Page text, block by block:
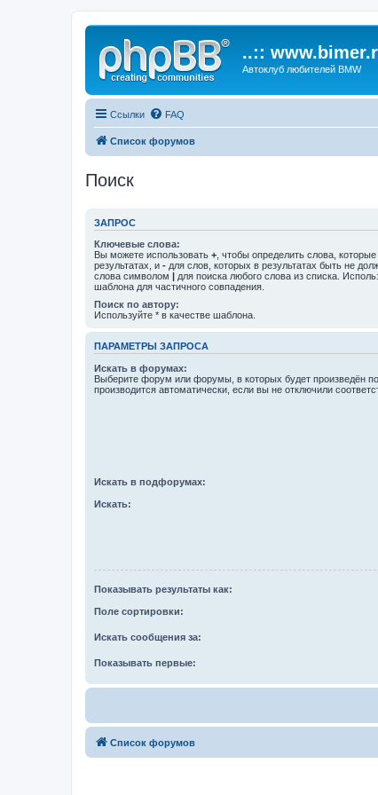
..::
Автоклуб любителей BMW
Ссылки FAQ
Список форумов
Поиск
ЗАПРОС
Ключевые слова:
Вы можете использовать + , чтобы определить слова,
результатах, и - для слов, которых в результатах быть не
слова символом | для поиска любого слова из списка.
шаблона для частичного совпадения.
Поиск по автору:
Используйте * в качестве шаблона.
ПАРАМЕТРЫ ЗАПРОСА
Искать в форумах:
Выберите форум или форумы, в которых будет произведён
производится автоматически, если вы не отключили
Искать в подфорумах:
Искать:
Показывать результаты как:
Поле сортировки:
Искать сообщения за:
Показывать первые:
Список форумов